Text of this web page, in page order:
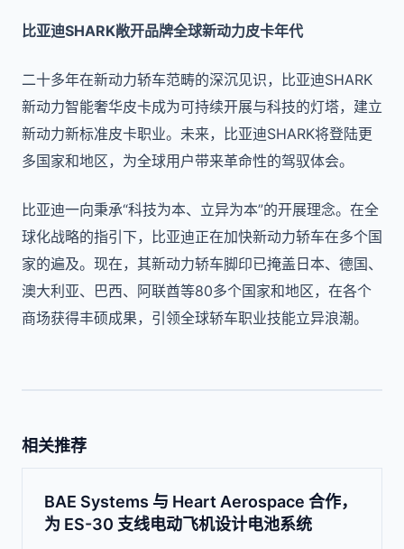
比亚迪SHARK敞开品牌全球新动力皮卡年代
二十多年在新动力轿车范畴的深沉见识，比亚迪SHARK
新动力智能奢华皮卡成为可持续开展与科技的灯塔，建立
新动力新标准皮卡职业。未来，比亚迪SHARK将登陆更
多国家和地区，为全球用户带来革命性的驾驭体会。
比亚迪一向秉承“科技为本、立异为本”的开展理念。在全
球化战略的指引下，比亚迪正在加快新动力轿车在多个国
家的遍及。现在，其新动力轿车脚印已掩盖日本、德国、
澳大利亚、巴西、阿联酋等80多个国家和地区，在各个
商场获得丰硕成果，引领全球轿车职业技能立异浪潮。
相关推荐
BAE Systems 与 Heart Aerospace 合作，
为 ES-30 支线电动飞机设计电池系统